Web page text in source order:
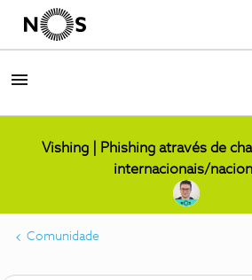
Vishing | Phishing através de
internacionais/
Comunidade